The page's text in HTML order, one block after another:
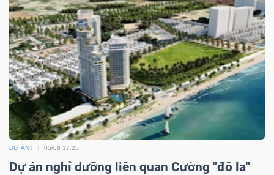
DỰ ÁN 05/08 17:25
Dự án nghỉ dưỡng liên quan Cường "đô la"